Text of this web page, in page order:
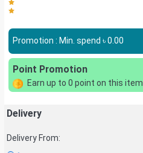
Promotion : Min. spend ৳0.00
Point Promotion
Earn up to 0 point on this item
Delivery
Delivery From: